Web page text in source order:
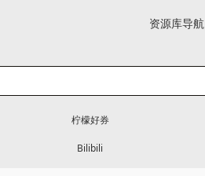
资源库导航
柠檬好券
Bilibili